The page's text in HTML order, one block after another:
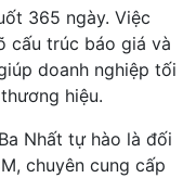
365 ngày. Việc
cấu trúc báo giá và
doanh nghiệp tối
hiệu.
Nhất tự hào là đối
chuyên cung cấp